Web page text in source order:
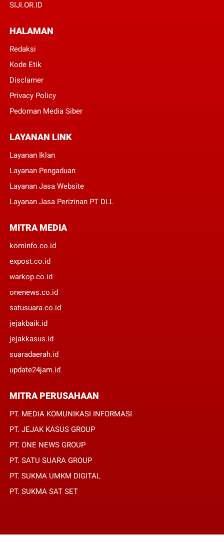
SIJI.OR.ID
HALAMAN
Redaksi
Kode Etik
Disclamer
Privacy Policy
Pedoman Media Siber
LAYANAN LINK
Layanan Iklan
Layanan Pengaduan
Layanan Jasa Website
Layanan Jasa Perizinan PT DLL
MITRA MEDIA
kominfo.co.id
expost.co.id
warkop.co.id
onenews.co.id
satusuara.co.id
jejakbaik.id
jejakkasus.id
suaradaerah.id
update24jam.id
MITRA PERUSAHAAN
PT. MEDIA KOMUNIKASI INFORMASI
PT. JEJAK KASUS GROUP
PT. ONE NEWS GROUP
PT. SATU SUARA GROUP
PT. SUKMA UMKM DIGITAL
PT. SUKMA SAT SET